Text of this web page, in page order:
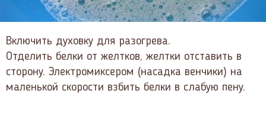
Включить духовку для разогрева.
Отделить белки от желтков, желтки отставить в
сторону. Электромиксером (насадка венчики) на
маленькой скорости взбить белки в слабую пену.